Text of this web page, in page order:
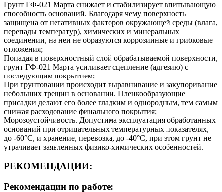
Грунт ГФ-021 Марта снижает и стабилизирует впитывающую
способность оснований. Благодаря чему поверхность
защищена от негативных факторов окружающей среды (влага,
перепады температур), химических и минеральных
соединений, на ней не образуются коррозийные и грибковые
отложения;
Попадая в поверхностный слой обрабатываемой поверхности,
грунт ГФ-021 Марта усиливает сцепление (адгезию) с
последующим покрытием;
При грунтовании происходит выравнивание и закупоривание
небольших трещин в основании. Пленкообразующие
присадки делают его более гладким и однородным, тем самым
снижая расходование финального покрытия;
Морозоустойчивость. Допустима эксплуатация обработанных
оснований при отрицательных температурных показателях,
до -60°С, и хранение, перевозка, до -40°С, при этом грунт не
утрачивает заявленных физико-химических особенностей.
РЕКОМЕНДАЦИИ:
Рекомендации по работе: